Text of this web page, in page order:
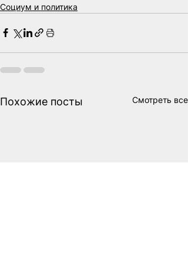
Социум и политика
Похожие посты Смотреть все